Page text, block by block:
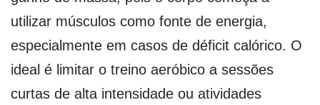
utilizar músculos como fonte de energia,
especialmente em casos de déficit calórico. O
ideal é limitar o treino aeróbico a sessões
curtas de alta intensidade ou atividades